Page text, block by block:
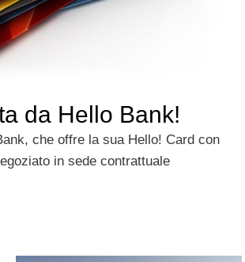
da Hello Bank!
che offre la sua Hello! Card con
in sede contrattuale